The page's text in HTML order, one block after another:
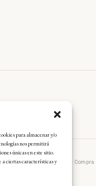
para almacenar y/o
nos permitirá
únicas en este sitio.
ciertas características y
·Condiciones Generales de Compra·